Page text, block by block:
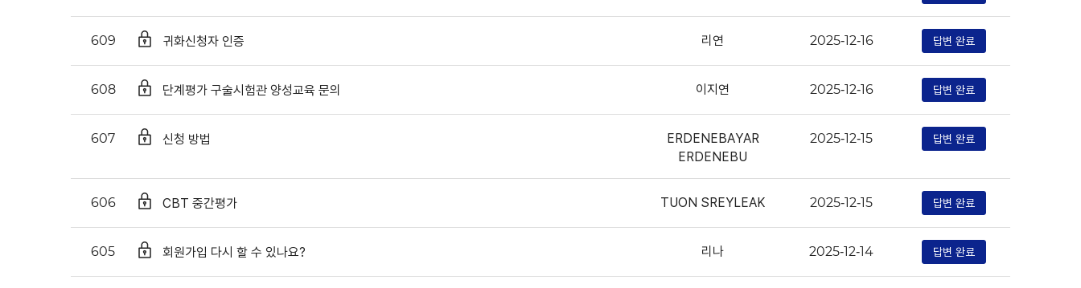
609 귀화신청자 인증 리연 2025-12-16 답변 완료
608 단계평가 구술시험관 양성교육 문의 이지연 2025-12-16 답변 완료
607 신청 방법
ERDENEBAYAR
ERDENEBU
2025-12-15 답변 완료
606 CBT 중간평가 TUON SREYLEAK 2025-12-15 답변 완료
605 회원가입 다시 할 수 있나요? 리나 2025-12-14 답변 완료